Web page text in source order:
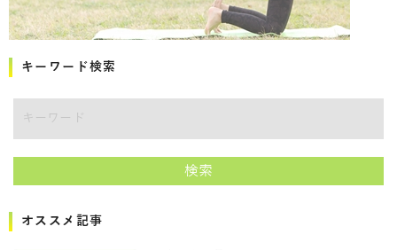
キーワード検索
検索
オススメ記事